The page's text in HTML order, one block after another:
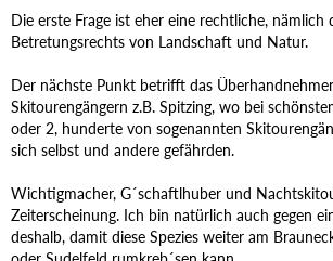
Die erste Frage ist eher eine rechtliche, nämlich
Betretungsrechts von Landschaft und Natur.
Der nächste Punkt betrifft das
Skitourengängern z.B. Spitzing, wo bei
oder 2, hunderte von sogenannten
sich selbst und andere gefährden.
Wichtigmacher, G´schaftlhuber und
Zeiterscheinung. Ich bin natürlich auch gegen
deshalb, damit diese Spezies weiter am